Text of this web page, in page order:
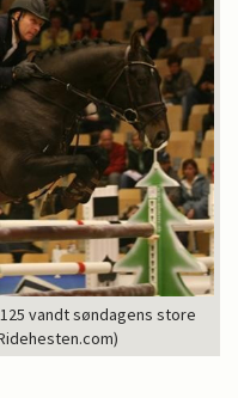
vandt søndagens store